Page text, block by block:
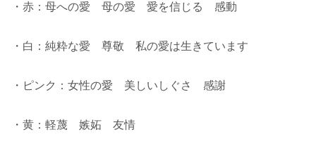
・赤：母への愛 母の愛 愛を信じる 感動
・白：純粋な愛 尊敬 私の愛は生きています
・ピンク：女性の愛 美しいしぐさ 感謝
・黄：軽蔑 嫉妬 友情